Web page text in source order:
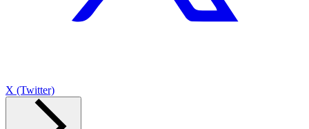
X (Twitter)